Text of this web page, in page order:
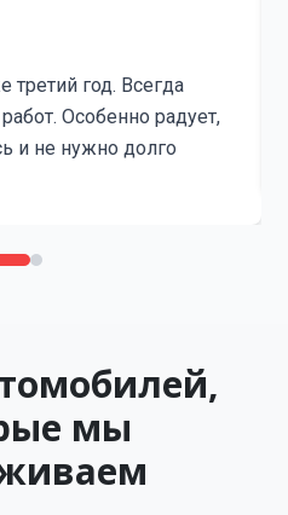
год. Всегда
Особенно радует,
и не нужно долго
мы